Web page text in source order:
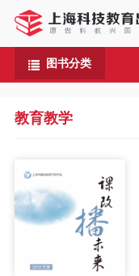
图书分类
教育教学